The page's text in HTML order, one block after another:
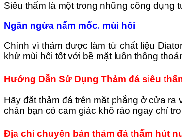
Siêu thấm là một trong những công dụng
Ngăn ngừa nấm mốc, mùi hôi
Chính vì thảm được làm từ chất liệu
khử mùi hôi tốt với bề mặt luôn thông
Hướng Dẫn Sử Dụng Thảm đá siêu
Hãy đặt thảm đá trên mặt phẳng ở cửa
chân bạn có cảm giác khô ráo ngay chỉ
Địa chỉ chuyên bán thảm đá thấm hút